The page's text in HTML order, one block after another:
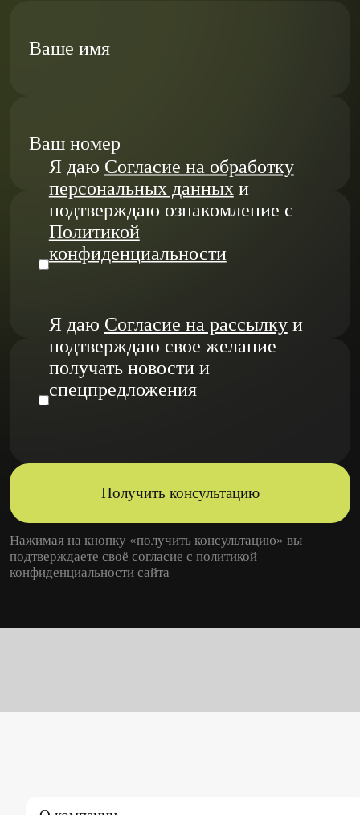
Ваше имя
Ваш номер
Я даю Согласие на обработку
персональных данных и
подтверждаю ознакомление с
Политикой
конфиденциальности
Я даю Согласие на рассылкуи
подтверждаю свое желание
получать новости и
спецпредложения
Получить консультацию
Нажимая на кнопку «получить консультацию» вы
подтверждаете своё согласие с политикой
конфиденциальностисайта